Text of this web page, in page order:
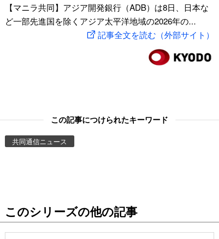
文化
動画/Live
Images
People
公式SNS
スポーツ・東京2020
【マニラ共同】アジア開発銀行（ADB）は8日、日本な
ど一部先進国を除くアジア太平洋地域の2026年の...
記事全文を読む（外部サイト）
この記事につけられたキーワード
共同通信ニュース
このシリーズの他の記事